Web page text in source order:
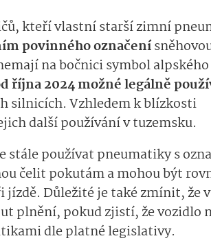
kteří vlastní starší zimní
povinného označení
na bočnici symbol
října 2024 možné legálně
silnicích. Vzhledem k blízkosti
další používání v tuzemsku.
stále používat pneumatiky s
čelit pokutám a mohou být
Důležité je také zmínit, že
plnění, pokud zjistí, že vozidlo
dle platné legislativy.